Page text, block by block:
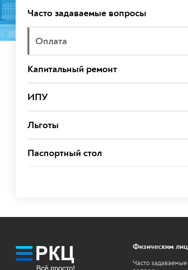
Часто задаваемые вопросы
Оплата
Капитальный ремонт
ИПУ
Льготы
Паспортный стол
Физическим
Часто задаваемые